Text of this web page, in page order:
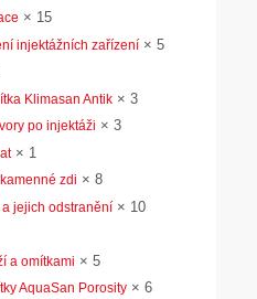
× 15
injektážních zařízení × 5
Klimasan Antik × 3
po injektáži × 3
× 1
zdi × 8
jejich odstranění × 10
a omítkami × 5
AquaSan Porosity × 6